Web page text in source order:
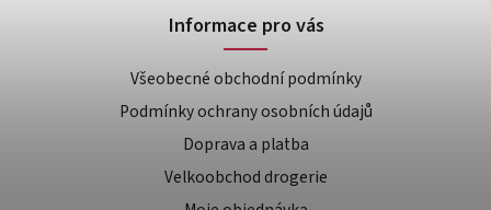
Informace pro vás
Všeobecné obchodní podmínky
Podmínky ochrany osobních údajů
Doprava a platba
Velkoobchod drogerie